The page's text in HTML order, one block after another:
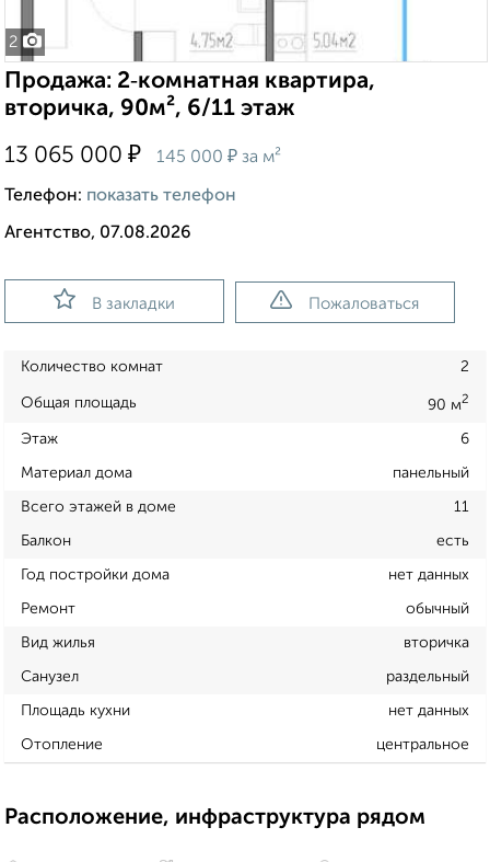
2
Продажа: 2‑комнатная квартира,
вторичка, 90м², 6/11 этаж
13 065 000 ₽ 145 000 ₽ за м²
Телефон: показать телефон
Агентство, 07.08.2026
В закладки Пожаловаться
Количество комнат 2
Общая площадь 90 м2
Этаж 6
Материал дома панельный
Всего этажей в доме 11
Балкон есть
Год постройки дома нет данных
Ремонт обычный
Вид жилья вторичка
Санузел раздельный
Площадь кухни нет данных
Отопление центральное
Расположение, инфраструктура рядом